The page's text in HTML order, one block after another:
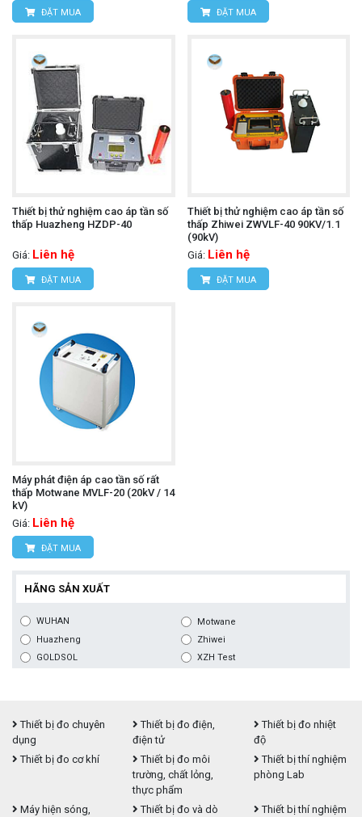
ĐẶT MUA ĐẶT MUA
Thiết bị thử nghiệm cao áp tần số
thấp Huazheng HZDP-40
Giá: Liên hệ
ĐẶT MUA
Thiết bị thử nghiệm cao áp tần số
thấp Zhiwei ZWVLF-40 90KV/1.1
(90kV)
Giá: Liên hệ
ĐẶT MUA
Máy phát điện áp cao tần số rất
thấp Motwane MVLF-20 (20kV / 14
kV)
Giá: Liên hệ
ĐẶT MUA
HÃNG SẢN XUẤT
WUHAN
Motwane
Huazheng
Zhiwei
GOLDSOL
XZH Test
Thiết bị đo chuyên
dụng
Thiết bị đo điện,
điện tử
Thiết bị đo nhiệt
độ
Thiết bị đo cơ khí
Thiết bị đo môi
trường, chất lỏng,
thực phẩm
Thiết bị thí nghiệm
phòng Lab
Máy hiện sóng,
Thiết bị đo và dò
Thiết bị thí nghiệm